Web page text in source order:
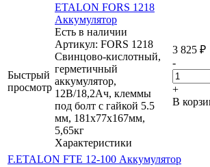
Быстрый
просмотр
ETALON FORS 1218
Аккумулятор
Есть в наличии
Артикул: FORS 1218
Свинцово-кислотный,
герметичный
аккумулятор,
12В/18,2Ач, клеммы
под болт с гайкой 5.5
мм, 181х77х167мм,
5,65кг
Характеристики
3 825 ₽
-
+
В
F.ETALON FTE 12-100 Аккумулятор